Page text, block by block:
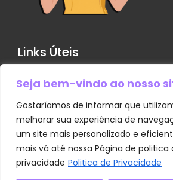
Seja bem-vindo ao nosso
Gostaríamos de informar que
melhorar sua experiência de
um site mais personalizado e
mais vá até nossa Página de politica
privacidade Politica de Privacidade
Links Úteis
Contato
Política de Privacidade
Sobre Nós
Termos e Condições
Transparência